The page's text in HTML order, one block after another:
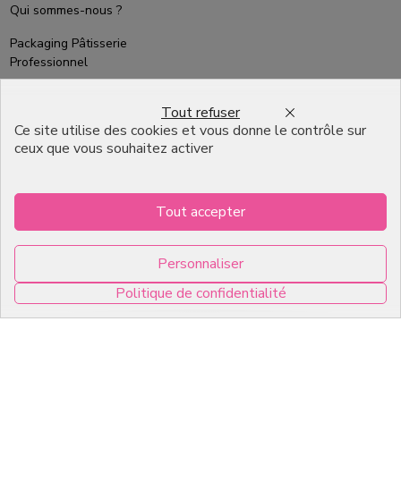
Qui sommes-nous ?
Packaging Pâtisserie
Professionnel
English
7, RUE DU 19 MARS 1962
ZI DE DIJON
21600 Longvic
Ce site utilise des cookies et vous donne le contrôle sur
ceux que vous souhaitez activer
Tout accepter
Tout refuser
Personnaliser
Politique de confidentialité